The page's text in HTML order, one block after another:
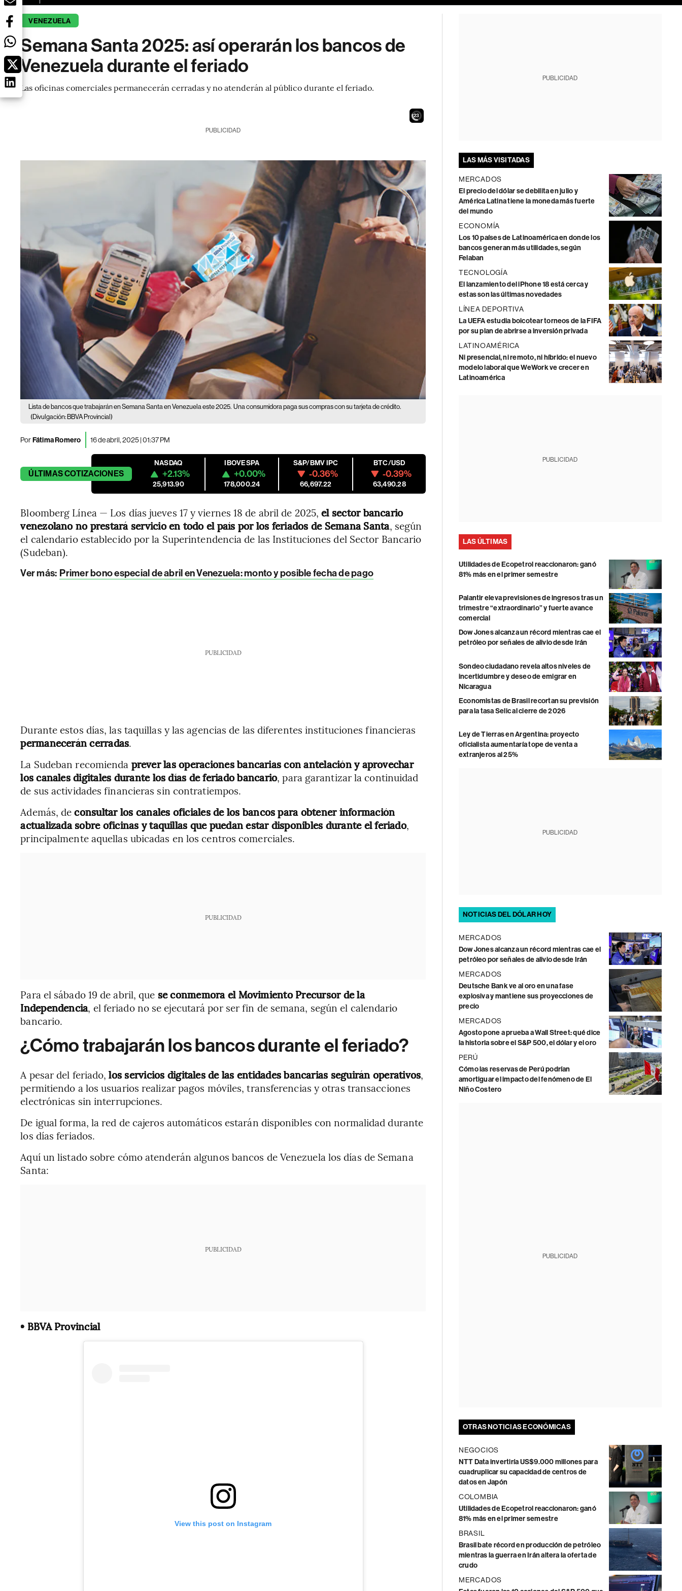
VENEZUELA
Semana Santa 2025: así operarán los bancos de
Venezuela durante el feriado
Las oficinas comerciales permanecerán cerradas y no atenderán al público durante el feriado.
21
PUBLICIDAD
Lista de bancos que trabajarán en Semana Santa en Venezuela este 2025. Una consumidora paga sus compras con su tarjeta de crédito.
(Divulgación: BBVA Provincial)
PorFátima Romero 16 de abril, 2025 | 01:37 PM
ÚLTIMASCOTIZACIONES
NASDAQ
+2.13%
25,913.90
IBOVESPA
+0.00%
178,000.24
S&P/BMV IPC
-0.36%
66,697.22
BTC/USD
-0.39%
63,490.28
Bloomberg Línea — Los días jueves 17 y viernes 18 de abril de 2025,el sector bancario
venezolano no prestará servicio en todo el país por los feriados de Semana Santa, según
el calendario establecido por la Superintendencia de las Instituciones del Sector Bancario
(Sudeban).
Ver más: Primer bono especial de abril en Venezuela: monto y posible fecha de pago
PUBLICIDAD
Durante estos días, las taquillas y las agencias de las diferentes instituciones financieras
permanecerán cerradas.
La Sudeban recomienda prever las operaciones bancarias con antelación y aprovechar
los canales digitales durante los días de feriado bancario, para garantizar la continuidad
de sus actividades financieras sin contratiempos.
Además, deconsultar los canales oficiales de los bancos para obtener información
actualizada sobre oficinas y taquillas que puedan estar disponibles durante el feriado,
principalmente aquellas ubicadas en los centros comerciales.
PUBLICIDAD
Para el sábado 19 de abril, que se conmemora el Movimiento Precursor de la
Independencia, el feriado no se ejecutará por ser fin de semana, según el calendario
bancario.
¿Cómo trabajarán los bancos durante el feriado?
A pesar del feriado,los servicios digitales de las entidades bancarias seguirán operativos,
permitiendo a los usuarios realizar pagos móviles, transferencias y otras transacciones
electrónicas sin interrupciones.
De igual forma, la red de cajeros automáticos estarán disponibles con normalidad durante
los días feriados.
Aquí un listado sobre cómo atenderán algunos bancos de Venezuela los días de Semana
Santa:
PUBLICIDAD
• BBVA Provincial
View this post on Instagram
PUBLICIDAD
LAS MÁS VISITADAS
MERCADOS
El precio del dólar se debilita en julio y
América Latina tiene la moneda más fuerte
del mundo
ECONOMÍA
Los 10 países de Latinoamérica en donde los
bancos generan más utilidades, según
Felaban
TECNOLOGÍA
El lanzamiento del iPhone 18 está cerca y
estas son las últimas novedades
LÍNEA DEPORTIVA
La UEFA estudia boicotear torneos de la FIFA
por su plan de abrirse a inversión privada
LATINOAMÉRICA
Ni presencial, ni remoto, ni híbrido: el nuevo
modelo laboral que WeWork ve crecer en
Latinoamérica
PUBLICIDAD
LAS ÚLTIMAS
Utilidades de Ecopetrol reaccionaron: ganó
81% más en el primer semestre
Palantir eleva previsiones de ingresos tras un
trimestre “extraordinario” y fuerte avance
comercial
Dow Jones alcanza un récord mientras cae el
petróleo por señales de alivio desde Irán
Sondeo ciudadano revela altos niveles de
incertidumbre y deseo de emigrar en
Nicaragua
Economistas de Brasil recortan su previsión
para la tasa Selic al cierre de 2026
Ley de Tierras en Argentina: proyecto
oficialista aumentaría tope de venta a
extranjeros al 25%
PUBLICIDAD
NOTICIAS DEL DÓLAR HOY
MERCADOS
Dow Jones alcanza un récord mientras cae el
petróleo por señales de alivio desde Irán
MERCADOS
Deutsche Bank ve al oro en una fase
explosiva y mantiene sus proyecciones de
precio
MERCADOS
Agosto pone a prueba a Wall Street: qué dice
la historia sobre el S&P 500, el dólar y el oro
PERÚ
Cómo las reservas de Perú podrían
amortiguar el impacto del fenómeno de El
Niño Costero
PUBLICIDAD
OTRAS NOTICIAS ECONÓMICAS
NEGOCIOS
NTT Data invertiría US$9.000 millones para
cuadruplicar su capacidad de centros de
datos en Japón
COLOMBIA
Utilidades de Ecopetrol reaccionaron: ganó
81% más en el primer semestre
BRASIL
Brasil bate récord en producción de petróleo
mientras la guerra en Irán altera la oferta de
crudo
MERCADOS